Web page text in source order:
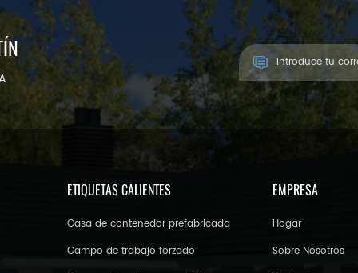
ETIQUETAS CALIENTES
Casa de contenedor prefabricada
Campo de trabajo forzado
EMPRESA
Hogar
Sobre Nosotros